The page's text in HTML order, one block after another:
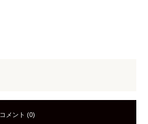
コメント (0)